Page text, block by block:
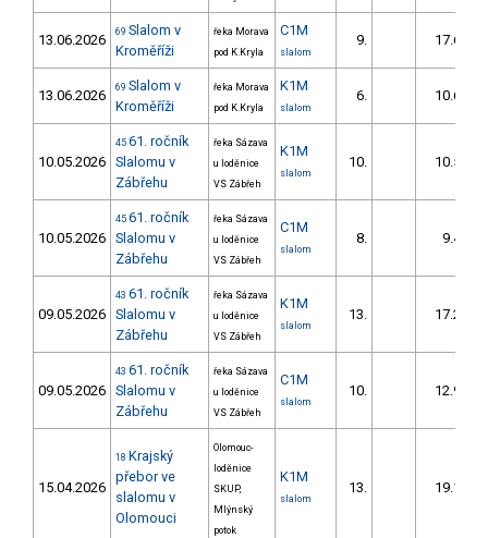
13.06.2026 69 Slalom v
Kroměříži
řeka Morava
pod K.Kryla
C1M
slalom
9. 17.60
13.06.2026 69 Slalom v
Kroměříži
řeka Morava
pod K.Kryla
K1M
slalom
6. 10.60
10.05.2026
45 61. ročník
Slalomu v
Zábřehu
řeka Sázava
u loděnice
VS Zábřeh
K1M
slalom
10. 10.50
10.05.2026
45 61. ročník
Slalomu v
Zábřehu
řeka Sázava
u loděnice
VS Zábřeh
C1M
slalom
8. 9.40
09.05.2026
43 61. ročník
Slalomu v
Zábřehu
řeka Sázava
u loděnice
VS Zábřeh
K1M
slalom
13. 17.20
09.05.2026
43 61. ročník
Slalomu v
Zábřehu
řeka Sázava
u loděnice
VS Zábřeh
C1M
slalom
10. 12.90
15.04.2026
18 Krajský
přebor ve
slalomu v
Olomouci
Olomouc-
loděnice
SKUP,
Mlýnský
potok
K1M
slalom
13. 19.10